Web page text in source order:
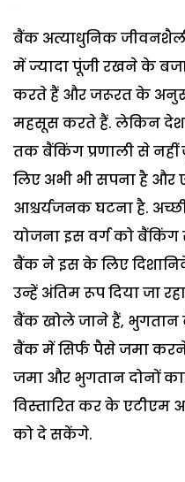
बैंक अत्याधुनिक
में ज्यादा पूंजी रखने के
करते हैं और जरूरत के
महसूस करते हैं. लेकिन देश
तक बैंकिंग प्रणाली से
लिए अभी भी सपना है
आश्चर्यजनक घटना है.
योजना इस वर्ग को बैंकिंग
बैंक ने इस के लिए
उन्हें अंतिम रूप दिया जा
बैंक खोले जाने हैं,
बैंक में सिर्फ पैसे जमा करने
जमा और भुगतान दोनों
विस्तारित कर के एटीएम
को दे सकेंगे.